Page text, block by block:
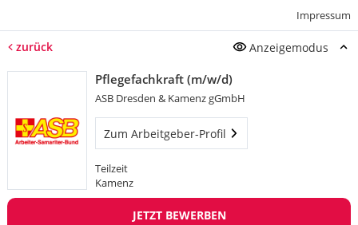
Impressum
zurück Anzeigemodus
Pflegefachkraft (m/w/d)
ASB Dresden & Kamenz gGmbH
Zum Arbeitgeber-Profil
Teilzeit
Kamenz
JETZT BEWERBEN